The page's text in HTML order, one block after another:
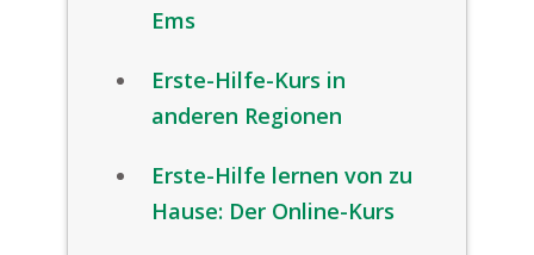
Ems
Erste-Hilfe-Kurs in
anderen Regionen
Erste-Hilfe lernen von zu
Hause: Der Online-Kurs